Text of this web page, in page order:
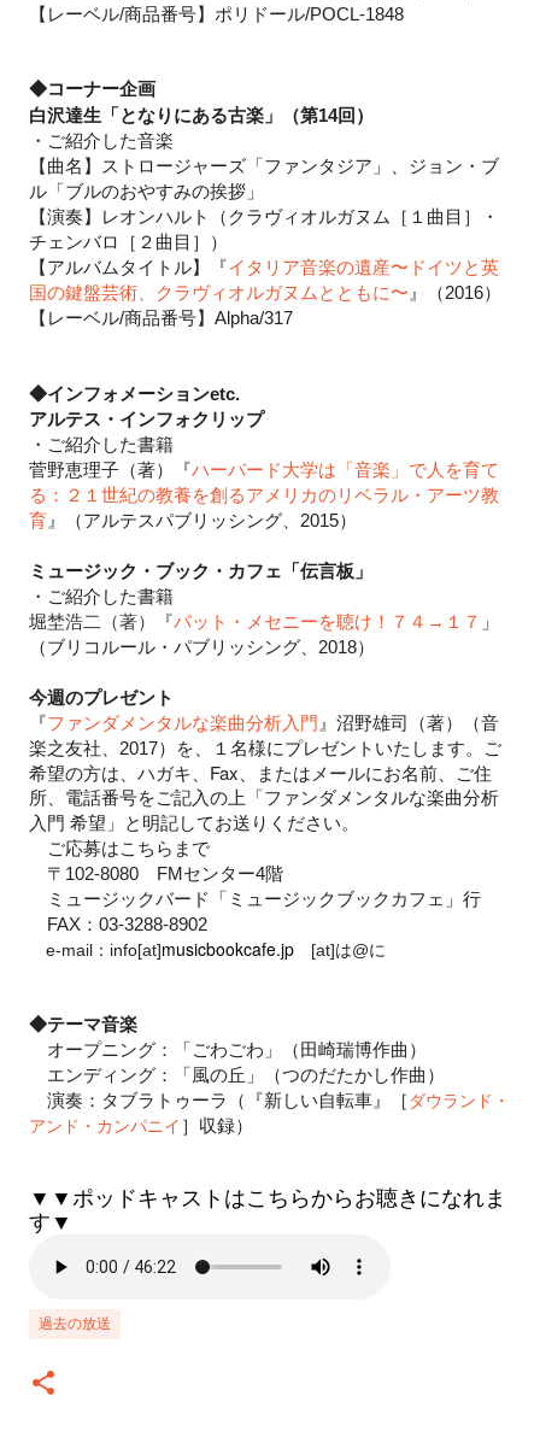
【レーベル/商品番号】ポリドール/POCL-1848
◆コーナー企画
白沢達生「となりにある古楽」（第14回）
・ご紹介した音楽
【曲名】ストロージャーズ「ファンタジア」、ジョン・ブ
ル「ブルのおやすみの挨拶」
【演奏】レオンハルト（クラヴィオルガヌム［１曲目］・
チェンバロ［２曲目］）
【アルバムタイトル】『イタリア音楽の遺産〜ドイツと英
国の鍵盤芸術、クラヴィオルガヌムとともに〜 』（2016）
【レーベル/商品番号】Alpha/317
◆インフォメーションetc.
アルテス・インフォクリップ
・ ご紹介した書籍
菅野恵理子（著）『ハーバード大学は「音楽」で人を育て
る：２１世紀の教養を創るアメリカのリベラル・アーツ教
育 』（アルテスパブリッシング、2015）
ミ ュージック・ブック・カフェ「伝言板」
・ ご紹介した書籍
堀埜浩二（著）『パット・メセニーを聴け！７４→１７ 」
（ブリコルール・パブリッシング、2018）
今週のプレゼント
『ファンダメンタルな楽曲分析入門 』 沼野雄司 （著）
（音
楽之友社、2017）
を、１ 名様にプレゼントいたします。 ご
希望の方は、ハガキ、Fax、またはメールにお名前、ご住
所、電話番号をご記入の上「ファンダメンタルな楽曲分析
入門 希望」 と明記してお送りください。
ご応募はこちらまで
〒102-8080 FMセンター4階
ミュージックバード「ミュージックブックカフェ」行
FAX：03-3288-8902
e-mail：info[at]musicbookcafe.jp [at]は@に
◆テーマ音楽
オープニング：「ごわごわ」（田崎瑞博作曲）
エンディング：「風の丘」（つのだたかし作曲）
演奏：タブラトゥーラ（『新しい自転車』［ ダウランド・
アンド・カンパニイ ］収録）
▼▼ポッドキャストはこちらからお聴きになれま
す▼
過去の放送